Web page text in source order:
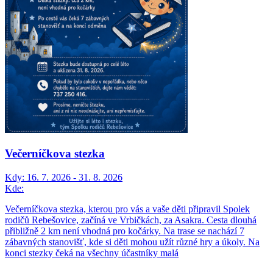
Večerníčkova stezka
Kdy: 16. 7. 2026 - 31. 8. 2026
Kde:
Večerníčkova stezka, kterou pro vás a vaše děti připravil Spolek
rodičů Rebešovice, začíná ve Vrbičkách, za Asakra. Cesta dlouhá
přibližně 2 km není vhodná pro kočárky. Na trase se nachází 7
zábavných stanovišť, kde si děti mohou užít různé hry a úkoly. Na
konci stezky čeká na všechny účastníky malá